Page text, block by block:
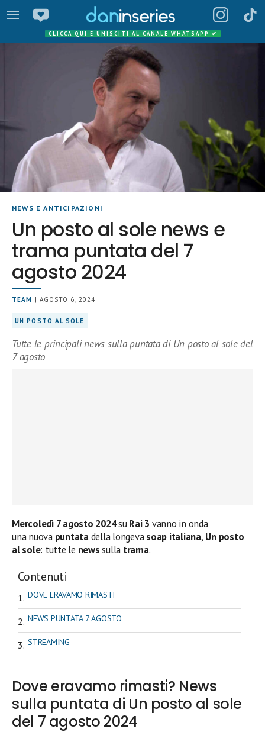
CLICCA QUI E UNISCITI AL CANALE WHATSAPP ✔
NEWS E ANTICIPAZIONI
Un posto al sole news e
trama puntata del 7
agosto 2024
TEAM | AGOSTO 6, 2024
UN POSTO AL SOLE
Tutte le principali news sulla puntata di Un posto al sole del
7 agosto
Mercoledì 7 agosto 2024suRai 3 vanno in onda
una nuovapuntatadella longevasoap italiana, Un posto
al sole: tutte le newssulla trama.
Contenuti
DOVE ERAVAMO RIMASTI
NEWS PUNTATA 7 AGOSTO
STREAMING
Dove eravamo rimasti? News
sulla puntata di Un posto al sole
del 7 agosto 2024